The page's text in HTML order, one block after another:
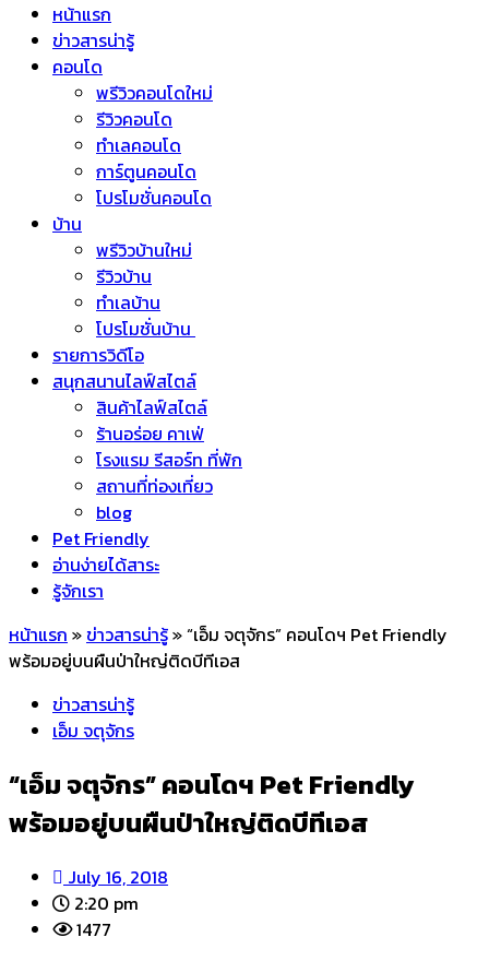
หน้าแรก
ข่าวสารน่ารู้
คอนโด
พรีวิวคอนโดใหม่
รีวิวคอนโด
ทำเลคอนโด
การ์ตูนคอนโด
โปรโมชั่นคอนโด
บ้าน
พรีวิวบ้านใหม่
รีวิวบ้าน
ทำเลบ้าน
โปรโมชั่นบ้าน
รายการวิดีโอ
สนุกสนานไลฟ์สไตล์
สินค้าไลฟ์สไตล์
ร้านอร่อย คาเฟ่
โรงแรม รีสอร์ท ที่พัก
สถานที่ท่องเที่ยว
blog
Pet Friendly
อ่านง่ายได้สาระ
รู้จักเรา
หน้าแรก »ข่าวสารน่ารู้»“เอ็ม จตุจักร” คอนโดฯ Pet Friendly
พร้อมอยู่บนผืนป่าใหญ่ติดบีทีเอส
ข่าวสารน่ารู้
เอ็ม จตุจักร
“เอ็ม จตุจักร” คอนโดฯ Pet Friendly
พร้อมอยู่บนผืนป่าใหญ่ติดบีทีเอส
July 16, 2018
2:20 pm
1477